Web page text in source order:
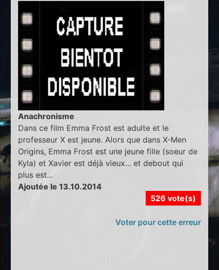
Anachronisme
Dans ce film Emma Frost est adulte et le
professeur X est jeune. Alors que dans X-Men
Origins, Emma Frost est une jeune fille (soeur de
Kyla) et Xavier est déjà vieux... et debout qui
plus est...
Ajoutée le 13.10.2014
526 vote(s)
Voter pour cette erreur